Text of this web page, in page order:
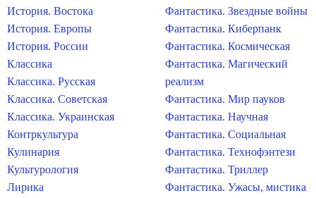
История. Востока
История. Европы
История. России
Классика
Классика. Русская
Классика. Советская
Классика. Украинская
Контркультура
Кулинария
Культурология
Лирика
Фантастика. Звездные войны
Фантастика. Киберпанк
Фантастика. Космическая
Фантастика. Магический
реализм
Фантастика. Мир пауков
Фантастика. Научная
Фантастика. Социальная
Фантастика. Технофэнтези
Фантастика. Триллер
Фантастика. Ужасы, мистика